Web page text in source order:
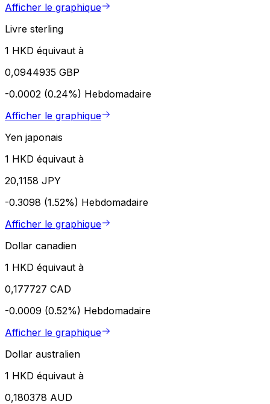
Afficher le graphique
Livre sterling
1 HKD équivaut à
0,0944935 GBP
-0.0002 (0.24%) Hebdomadaire
Afficher le graphique
Yen japonais
1 HKD équivaut à
20,1158 JPY
-0.3098 (1.52%) Hebdomadaire
Afficher le graphique
Dollar canadien
1 HKD équivaut à
0,177727 CAD
-0.0009 (0.52%) Hebdomadaire
Afficher le graphique
Dollar australien
1 HKD équivaut à
0,180378 AUD